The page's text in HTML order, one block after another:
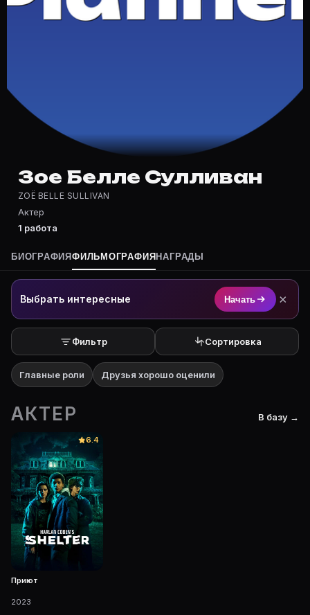
Частые вопросы о Зое Белле
Полный список — на Movie Planner: https://movie-
Кто такой(ая) Зое Белле Сулливан?
Зое Белле Сулливан — Актриса. Биография и роли
Где открыть фильмографию Зое Белле Сулливан?
На Movie Planner: https://movie-planner.ru/s/
Зое Белле Сулливан
ZOË BELLE SULLIVAN
Актер
1 работа
БИОГРАФИЯФИЛЬМОГРАФИЯ НАГРАДЫ
Выбрать интересные Начать ×
Фильтр Сортировка
Главные роли Друзья хорошо оценили
АКТЕР В базу →
6.4
Приют
2023